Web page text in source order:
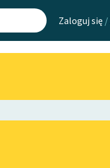
Zaloguj się /
Mapa Wolnych Lektur
Leśmianator